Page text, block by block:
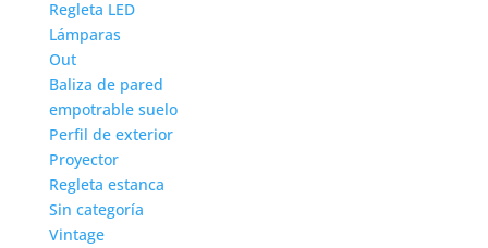
Regleta LED
Lámparas
Out
Baliza de pared
empotrable suelo
Perfil de exterior
Proyector
Regleta estanca
Sin categoría
Vintage